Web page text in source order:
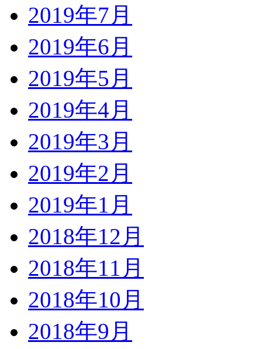
2019年7月
2019年6月
2019年5月
2019年4月
2019年3月
2019年2月
2019年1月
2018年12月
2018年11月
2018年10月
2018年9月